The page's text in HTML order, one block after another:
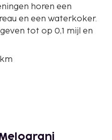
horen een
en een waterkoker.
tot op 0,1 mijl en
1 km